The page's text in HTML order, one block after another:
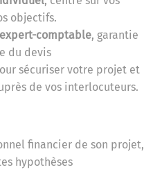
objectifs.
comptable, garantie
du devis
sécuriser votre projet et
de vos interlocuteurs.
financier de son projet,
hypothèses